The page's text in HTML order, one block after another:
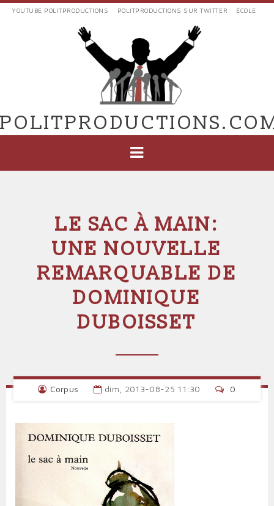
Aller
EXTERNES
POLIT'PRODUCTIONS
YOUTUBE POLITPRODUCTIONS POLITPRODUCTIONS SUR TWITTER ÉCOLE
LE SAC À MAIN:
UNE NOUVELLE
REMARQUABLE DE
DOMINIQUE
DUBOISSET
Corpus dim, 2013-08-25 11:30 0